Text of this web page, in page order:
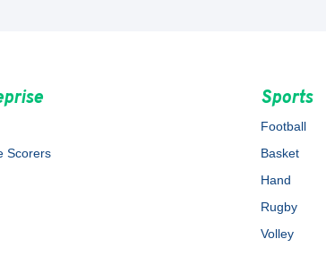
Scorers
Sports
Football
Basket
Hand
Rugby
Volley